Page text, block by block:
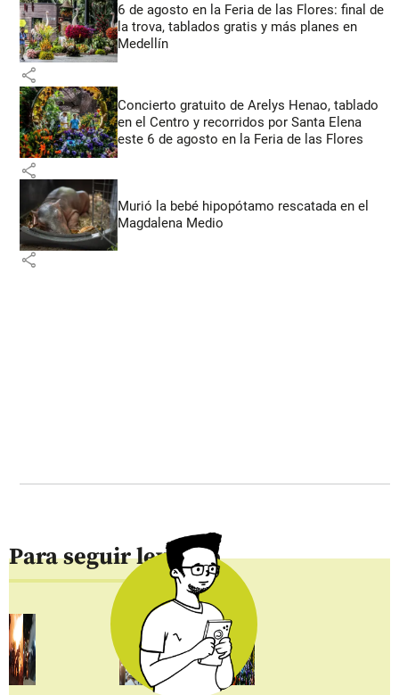
6 de agosto en la Feria de las Flores: final de
la trova, tablados gratis y más planes en
Medellín
share
Concierto gratuito de Arelys Henao, tablado
en el Centro y recorridos por Santa Elena
este 6 de agosto en la Feria de las Flores
share
Murió la bebé hipopótamo rescatada en el
Magdalena Medio
share
Para seguir leyendo